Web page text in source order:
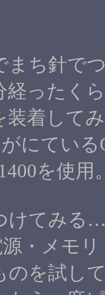
まち針で
経ったく
装着して
がにてい
を使用
けてみる
源・メモ
のを試し